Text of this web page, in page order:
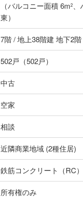
（バルコニー面積 6m2
東）
7階 / 地上38階建 地下2階
502戸（502戸）
中古
空家
相談
近隣商業地域 (2種住居)
鉄筋コンクリート（RC）
所有権のみ